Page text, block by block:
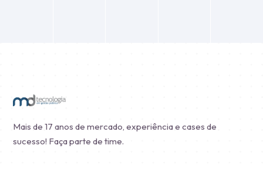
Mais de 17 anos de mercado, experiência e cases de
sucesso! Faça parte de time.